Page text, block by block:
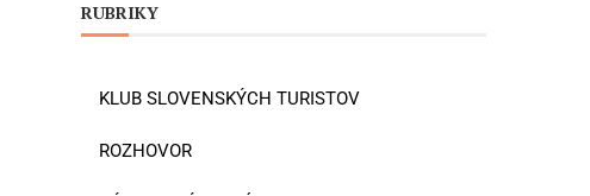
RUBRIKY
KLUB SLOVENSKÝCH TURISTOV
ROZHOVOR